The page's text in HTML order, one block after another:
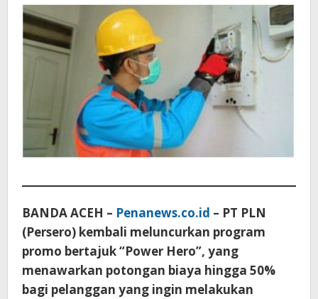
ini
BANDA ACEH – Penanews.co.id – PT PLN
(Persero) kembali meluncurkan program
promo bertajuk “Power Hero”, yang
menawarkan potongan biaya hingga 50%
bagi pelanggan yang ingin melakukan